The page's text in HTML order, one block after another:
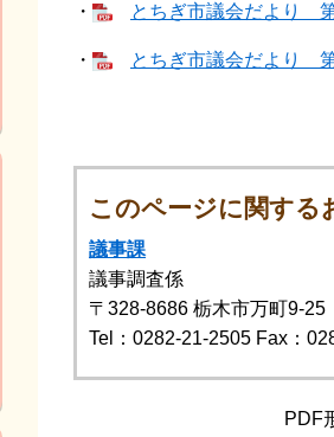
・ とちぎ市議会だより
・ とちぎ市議会だより
このページに関する
議事課
議事調査係
〒328-8686 栃木市万町9-
Tel：0282-21-2505 Fax：
PDF